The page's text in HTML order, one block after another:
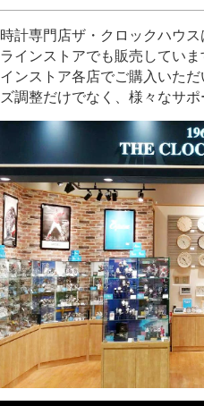
時計専門店ザ・クロックハウ
ラインストアでも販売していま
インストア各店でご購入いた
ズ調整だけでなく、様々なサポ